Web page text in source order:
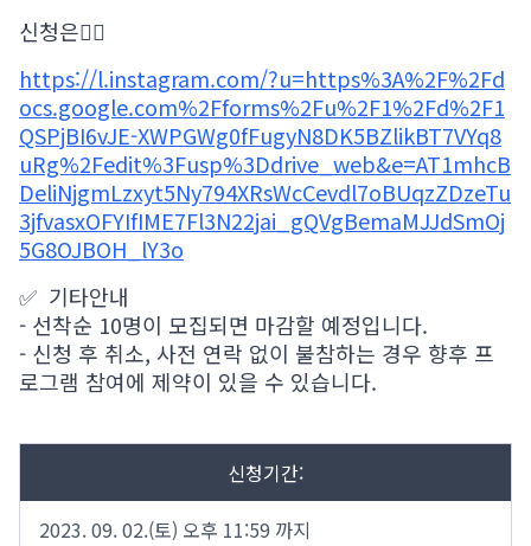
신청은👇🏻
https://l.instagram.com/?u=https%3A%2F%2Fd
ocs.google.com%2Fforms%2Fu%2F1%2Fd%2F1
QSPjBI6vJE-XWPGWg0fFugyN8DK5BZlikBT7VYq8
uRg%2Fedit%3Fusp%3Ddrive_web&e=AT1mhcB
DeliNjgmLzxyt5Ny794XRsWcCevdl7oBUqzZDzeTu
3jfvasxOFYIfIME7Fl3N22jai_gQVgBemaMJJdSmOj
5G8OJBOH_lY3o
✅ 기타안내
- 선착순 10명이 모집되면 마감할 예정입니다.
- 신청 후 취소, 사전 연락 없이 불참하는 경우 향후 프
로그램 참여에 제약이 있을 수 있습니다.
신청기간:
2023. 09. 02.(토) 오후 11:59 까지